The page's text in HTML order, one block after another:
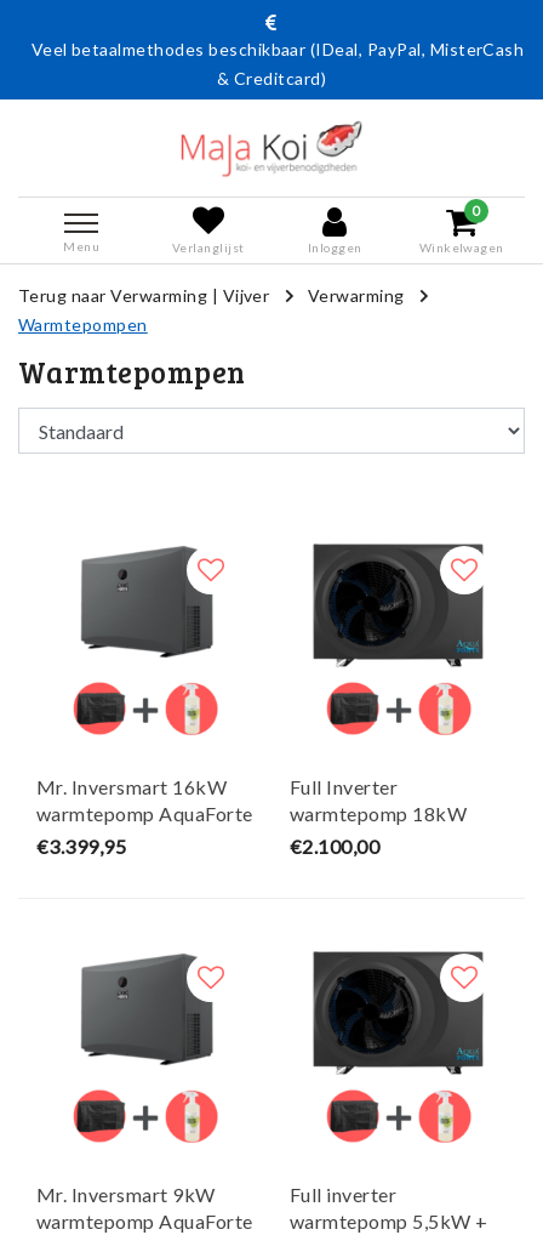
Veel betaalmethodes beschikbaar (IDeal, PayPal, MisterCash
& Creditcard)
Menu Verlanglijst Inloggen
0
Winkelwagen
Terug naar Verwarming | Vijver
Verwarming
Warmtepompen
Warmtepompen
Mr. Inversmart 16kW
warmtepomp AquaForte
+ Gratis winterhoes &
€3.399,95
Full Inverter
warmtepomp 18kW
AquaForte + Gratis
€2.100,00
Mr. Inversmart 9kW
warmtepomp AquaForte
Full inverter
warmtepomp 5,5kW +